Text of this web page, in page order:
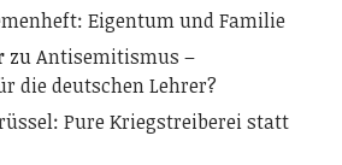
Eigentum und Familie
zuAntisemitismus –
die deutschen Lehrer?
Pure Kriegstreiberei statt